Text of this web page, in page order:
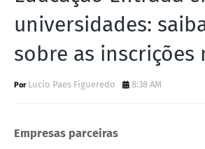
universidades:
sobre as inscrições
Lucio Paes Figueredo 8:38 AM
Empresas parceiras